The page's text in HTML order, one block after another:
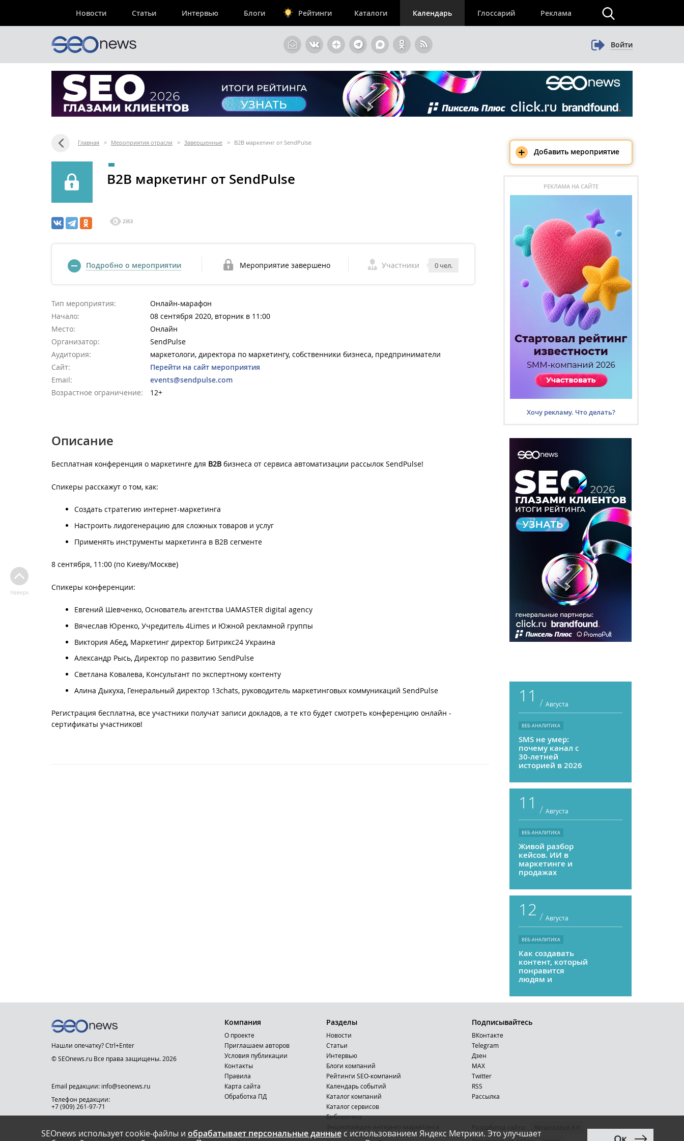
Новости Статьи Интервью Блоги Рейтинги Каталоги Календарь Глоссарий Реклама
Войти
Главная > Мероприятия отрасли > Завершенные > B2B маркетинг от SendPulse
B2B маркетинг от SendPulse
2353
Подробно о мероприятии Мероприятие завершено Участники 0 чел.
Тип мероприятия:
Онлайн-марафон
Начало:
08 сентября 2020, вторник в 11:00
Место:
Онлайн
Организатор:
SendPulse
Аудитория:
маркетологи, директора по маркетингу, собственники бизнеса, предприниматели
Сайт:
Перейти на сайт мероприятия
Email:
events@sendpulse.com
Возрастное ограничение:
12+
Описание
Бесплатная конференция о маркетинге для B2B бизнеса от сервиса автоматизации рассылок SendPulse!
Спикеры расскажут о том, как:
Создать стратегию интернет-маркетинга
Настроить лидогенерацию для сложных товаров и услуг
Применять инструменты маркетинга в B2B сегменте
8 сентября, 11:00 (по Киеву/Москве)
Спикеры конференции:
Евгений Шевченко, Основатель агентства UAMASTER digital agency
Вячеслав Юренко, Учредитель 4Limes и Южной рекламной группы
Виктория Абед, Маркетинг директор Битрикс24 Украина
Александр Рысь, Директор по развитию SendPulse
Светлана Ковалева, Консультант по экспертному контенту
Алина Дыкуха, Генеральный директор 13chats, руководитель маркетинговых коммуникаций SendPulse
Регистрация бесплатна, все участники получат записи докладов, а те кто будет смотреть конференцию онлайн -
сертификаты участников!
Наверх
+ Добавить мероприятие
РЕКЛАМА НА САЙТЕ
Хочу рекламу. Что делать?
11 / Августа
ВЕБ-АНАЛИТИКА
SMS не умер:
почему канал с
30-летней
историей в 2026
приносить ROMI
выше, чем
мессенджеры
11 / Августа
ВЕБ-АНАЛИТИКА
Живой разбор
кейсов. ИИ в
маркетинге и
продажах
12 / Августа
ВЕБ-АНАЛИТИКА
Как создавать
контент, который
понравится
людям и
SEOnews использует cookie-файлы и обрабатывает персональные данныес использованием Яндекс Метрики. Это улучшает
Нашли опечатку? Ctrl+Enter
© SEOnews.ru Все права защищены. 2026
Email редакции: info@seonews.ru
Телефон редакции:
+7 (909) 261-97-71
This site is protected by reCAPTCHA and the Google
Privacy Policyand Terms of Serviceapply.
Компания
О проекте
Приглашаем авторов
Условия публикации
Контакты
Правила
Карта сайта
Обработка ПД
Разделы
Новости
Статьи
Интервью
Блоги компаний
Рейтинги SEO-компаний
Календарь событий
Каталог компаний
Каталог сервисов
Библиотека
Подписывайтесь
ВКонтакте
Telegram
Дзен
MAX
Тwitter
RSS
Рассылка